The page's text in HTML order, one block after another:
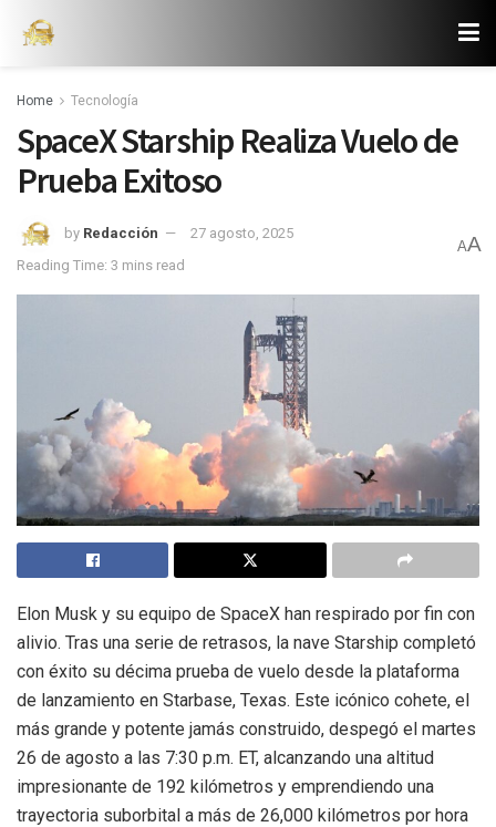
Home Tecnología
SpaceX Starship Realiza Vuelo de
Prueba Exitoso
by Redacción
27 agosto, 2025
Reading Time: 3 mins read
AA
Elon Musk y su equipo de SpaceX han respirado por fin con
alivio. Tras una serie de retrasos, la nave Starship completó
con éxito su décima prueba de vuelo desde la plataforma
de lanzamiento en Starbase, Texas. Este icónico cohete, el
más grande y potente jamás construido, despegó el martes
26 de agosto a las 7:30 p.m. ET, alcanzando una altitud
impresionante de 192 kilómetros y emprendiendo una
trayectoria suborbital a más de 26,000 kilómetros por hora